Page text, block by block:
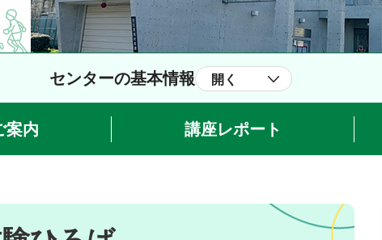
センターの基本情報 開く
案内 講座レポート